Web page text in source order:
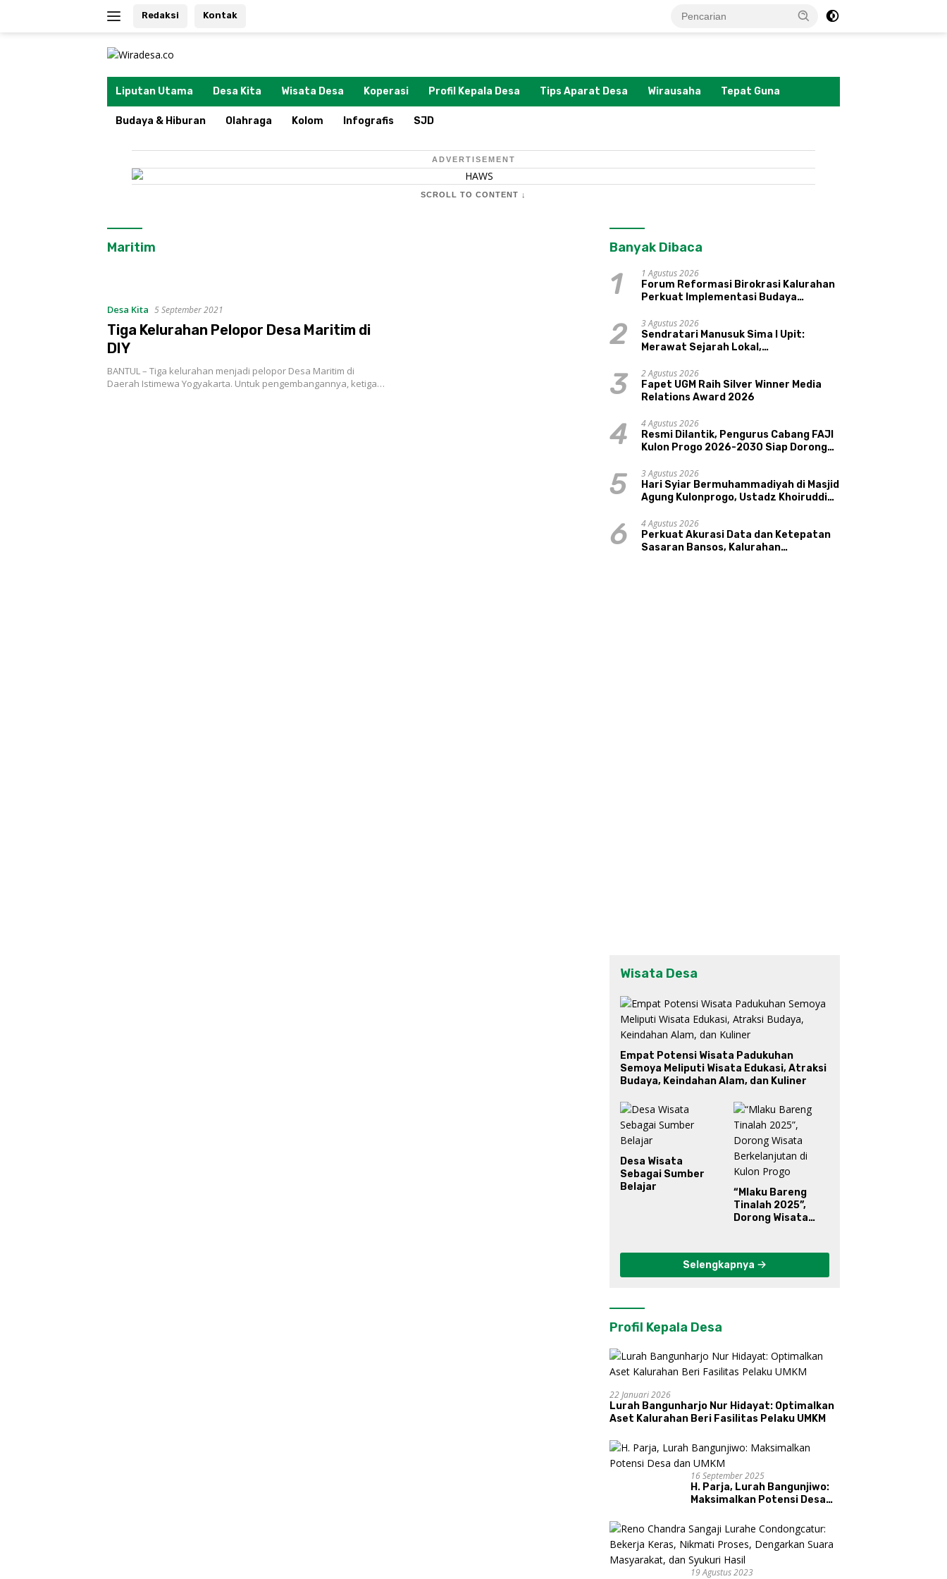
Redaksi Kontak
Liputan Utama Desa Kita Wisata Desa Koperasi Profil Kepala Desa Tips Aparat Desa Wirausaha Tepat Guna
Budaya & Hiburan Olahraga Kolom Infografis SJD
ADVERTISEMENT
SCROLL TO CONTENT ↓
Maritim
Desa Kita 5 September 2021
Tiga Kelurahan Pelopor Desa Maritim di
DIY
BANTUL – Tiga kelurahan menjadi pelopor Desa Maritim di
Daerah Istimewa Yogyakarta. Untuk pengembangannya, ketiga…
Banyak Dibaca
1
1 Agustus 2026
Forum Reformasi Birokrasi Kalurahan
Perkuat Implementasi Budaya
Kepamongan DIY
2
3 Agustus 2026
Sendratari Manusuk Sima I Upit:
Merawat Sejarah Lokal,
Pariwisata, dan Ekologi Klaten
3
2 Agustus 2026
Fapet UGM Raih Silver Winner Media
Relations Award 2026
4
4 Agustus 2026
Resmi Dilantik, Pengurus Cabang FAJI
Kulon Progo 2026-2030 Siap Dorong
Sungai Progo
5
3 Agustus 2026
Hari Syiar Bermuhammadiyah di Masjid
Agung Kulonprogo, Ustadz Khoiruddin
Sakinah Adalah Agama
6
4 Agustus 2026
Perkuat Akurasi Data dan Ketepatan
Sasaran Bansos, Kalurahan
Wisata Desa
Empat Potensi Wisata Padukuhan
Semoya Meliputi Wisata Edukasi, Atraksi
Budaya, Keindahan Alam, dan Kuliner
Desa Wisata
Sebagai Sumber
Belajar
“Mlaku Bareng
Tinalah 2025”,
Dorong Wisata
Selengkapnya
Profil Kepala Desa
22 Januari 2026
Lurah Bangunharjo Nur Hidayat: Optimalkan
Aset Kalurahan Beri Fasilitas Pelaku UMKM
16 September 2025
H. Parja, Lurah Bangunjiwo:
Maksimalkan Potensi Desa
19 Agustus 2023